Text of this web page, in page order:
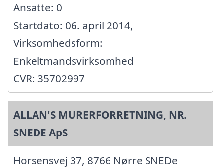
Ansatte: 0
Startdato: 06. april 2014,
Virksomhedsform:
Enkeltmandsvirksomhed
CVR: 35702997
ALLAN'S MURERFORRETNING, NR.
SNEDE ApS
Horsensvej 37, 8766 Nørre SNEDe